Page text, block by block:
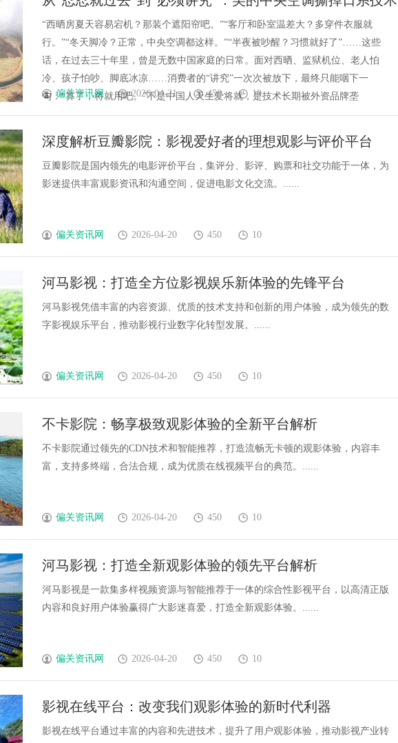
神话重写舒适标准
“西晒房夏天容易宕机？那装个遮阳帘吧。”“客厅和卧室温差大？多穿件衣服就
行。”“冬天脚冷？正常，中央空调都这样。”“半夜被吵醒？习惯就好了”……这些
话，在过去三十年里，曾是无数中国家庭的日常。面对西晒、监狱机位、老人怕
冷、孩子怕吵、脚底冰凉……消费者的“讲究”一次次被放下，最终只能咽下一
句：“算了，将就用吧。”不是中国人天生爱将就，是技术长期被外资品牌垄
偏关资讯网 2026-04-21 450 10
深度解析豆瓣影院：影视爱好者的理想观影与评价平台
豆瓣影院是国内领先的电影评价平台，集评分、影评、购票和社交功能于一体，为
影迷提供丰富观影资讯和沟通空间，促进电影文化交流。......
偏关资讯网 2026-04-20 450 10
河马影视：打造全方位影视娱乐新体验的先锋平台
河马影视凭借丰富的内容资源、优质的技术支持和创新的用户体验，成为领先的数
字影视娱乐平台，推动影视行业数字化转型发展。......
偏关资讯网 2026-04-20 450 10
不卡影院：畅享极致观影体验的全新平台解析
不卡影院通过领先的CDN技术和智能推荐，打造流畅无卡顿的观影体验，内容丰
富，支持多终端，合法合规，成为优质在线视频平台的典范。......
偏关资讯网 2026-04-20 450 10
河马影视：打造全新观影体验的领先平台解析
河马影视是一款集多样视频资源与智能推荐于一体的综合性影视平台，以高清正版
内容和良好用户体验赢得广大影迷喜爱，打造全新观影体验。......
偏关资讯网 2026-04-20 450 10
影视在线平台：改变我们观影体验的新时代利器
影视在线平台通过丰富的内容和先进技术，提升了用户观影体验，推动影视产业转